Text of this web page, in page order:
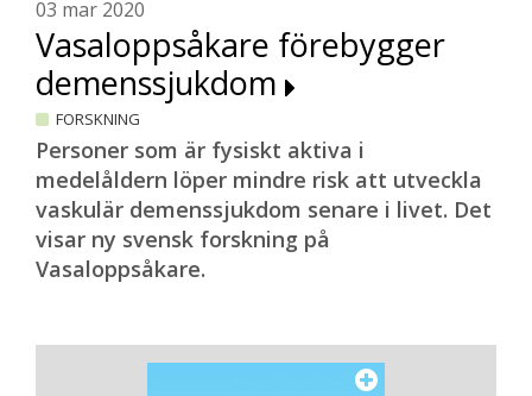
03 mar 2020
Vasaloppsåkare förebygger
demenssjukdom
FORSKNING
Personer som är fysiskt aktiva i
medelåldern löper mindre risk att utveckla
vaskulär demenssjukdom senare i livet. Det
visar ny svensk forskning på
Vasaloppsåkare.